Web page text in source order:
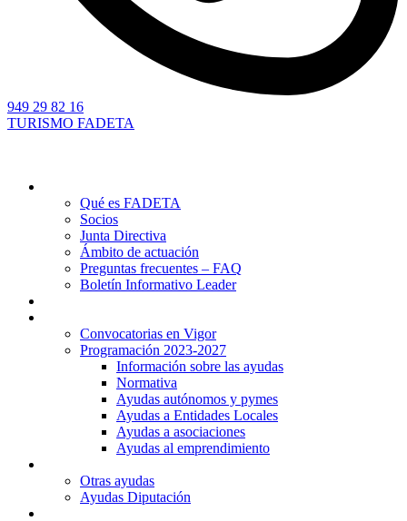
949 29 82 16
TURISMO FADETA
Qué es FADETA
Socios
Junta Directiva
Ámbito de actuación
Preguntas frecuentes – FAQ
Boletín Informativo Leader
Convocatorias en Vigor
Programación 2023-2027
Información sobre las ayudas
Normativa
Ayudas autónomos y pymes
Ayudas a Entidades Locales
Ayudas a asociaciones
Ayudas al emprendimiento
Otras ayudas
Ayudas Diputación